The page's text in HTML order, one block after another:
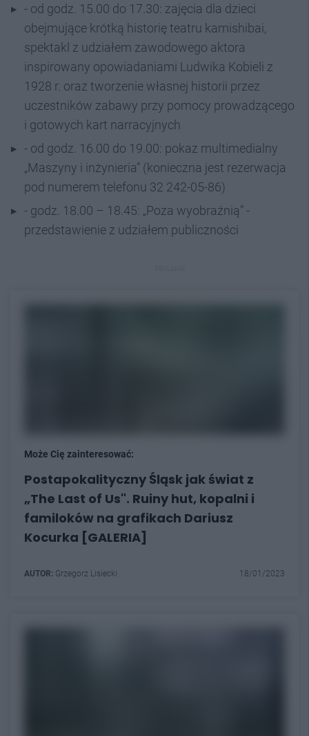
- od godz. 15.00 do 17.30: zajęcia dla dzieci
obejmujące krótką historię teatru kamishibai,
spektakl z udziałem zawodowego aktora
inspirowany opowiadaniami Ludwika Kobieli z
1928 r. oraz tworzenie własnej historii przez
uczestników zabawy przy pomocy prowadzącego
i gotowych kart narracyjnych
- od godz. 16.00 do 19.00: pokaz multimedialny
„Maszyny i inżynieria” (konieczna jest rezerwacja
pod numerem telefonu 32 242-05-86)
- godz. 18.00 – 18.45: „Poza wyobraźnią” -
przedstawienie z udziałem publiczności
Może Cię zainteresować:
Postapokalityczny Śląsk jak świat z
„The Last of Us". Ruiny hut, kopalni i
familoków na grafikach Dariusz
Kocurka [GALERIA]
AUTOR: Grzegorz Lisiecki 18/01/2023